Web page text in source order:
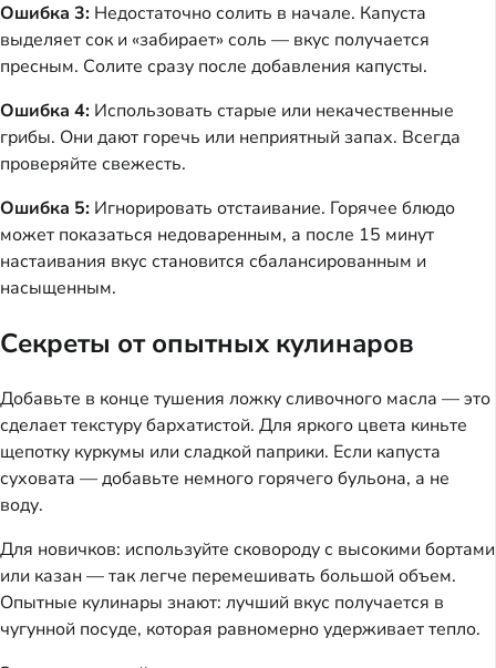
Ошибка 3: Недостаточно солить в начале. Капуста
выделяет сок и «забирает» соль — вкус получается
пресным. Солите сразу после добавления капусты.
Ошибка 4: Использовать старые или некачественные
грибы. Они дают горечь или неприятный запах. Всегда
проверяйте свежесть.
Ошибка 5: Игнорировать отстаивание. Горячее блюдо
может показаться недоваренным, а после 15 минут
настаивания вкус становится сбалансированным и
насыщенным.
Секреты от опытных кулинаров
Добавьте в конце тушения ложку сливочного масла — это
сделает текстуру бархатистой. Для яркого цвета киньте
щепотку куркумы или сладкой паприки. Если капуста
суховата — добавьте немного горячего бульона, а не
воду.
Для новичков: используйте сковороду с высокими бортами
или казан — так легче перемешивать большой объем.
Опытные кулинары знают: лучший вкус получается в
чугунной посуде, которая равномерно удерживает тепло.